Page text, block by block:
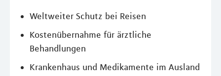
Weltweiter Schutz bei Reisen
Kostenübernahme für ärztliche
Behandlungen
Krankenhaus und Medikamente im Ausland